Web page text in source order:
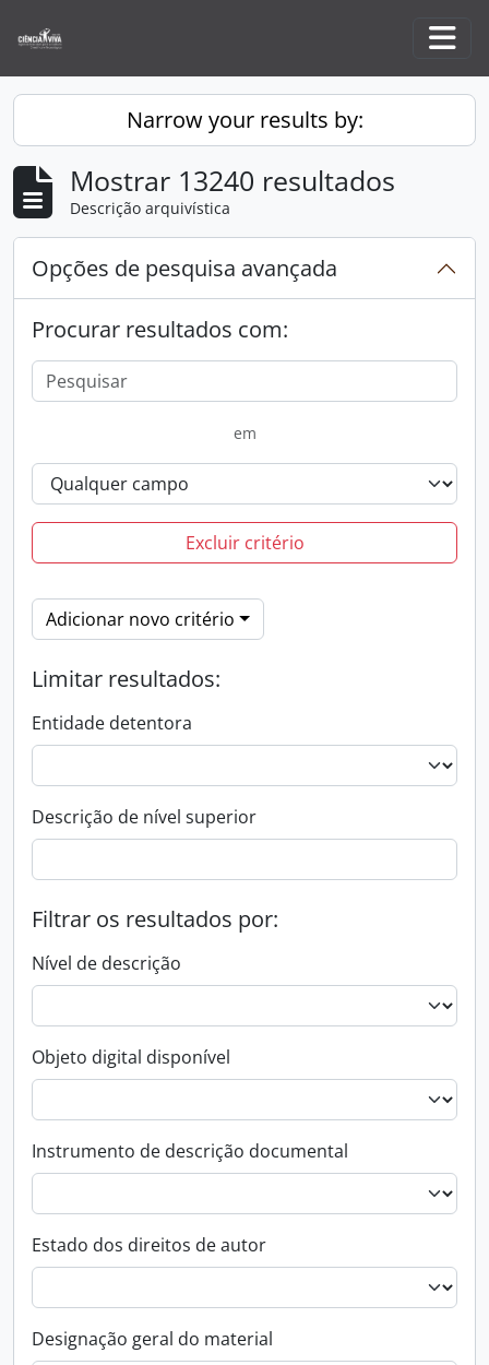
Narrow your results by:
Mostrar 13240 resultados
Descrição arquivística
Opções de pesquisa avançada
Procurar resultados com:
em
Excluir critério
Adicionar novo critério
Limitar resultados:
Entidade detentora
Descrição de nível superior
Filtrar os resultados por:
Nível de descrição
Objeto digital disponível
Instrumento de descrição documental
Estado dos direitos de autor
Designação geral do material